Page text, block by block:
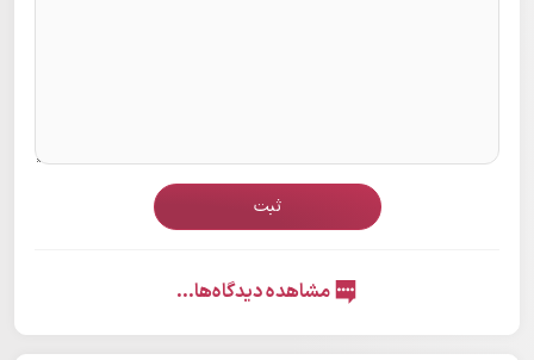
ثبت
مشاهده دیدگاه‌ها...